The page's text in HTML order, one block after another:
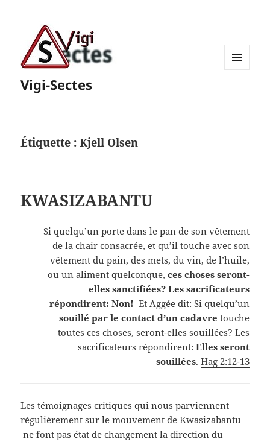
Vigi-Sectes
Étiquette :Kjell Olsen
KWASIZABANTU
Si quelqu’un porte dans le pan de son vêtement
de la chair consacrée, et qu’il touche avec son
vêtement du pain, des mets, du vin, de l’huile,
ou un aliment quelconque, ces choses seront-
elles sanctifiées? Les sacrificateurs
répondirent: Non! Et Aggée dit: Si quelqu’un
souillé par le contact d’un cadavre touche
toutes ces choses, seront-elles souillées? Les
sacrificateurs répondirent: Elles seront
souillées. Hag 2:12-13
Les témoignages critiques qui nous parviennent
régulièrement sur le mouvement de Kwasizabantu
ne font pas état de changement la direction du